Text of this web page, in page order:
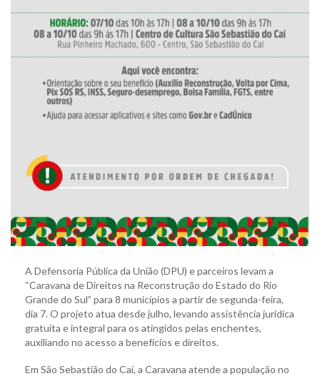
A Defensoria Pública da União (DPU) e parceiros levam a
“Caravana de Direitos na Reconstrução do Estado do Rio
Grande do Sul” para 8 municípios a partir de segunda-feira,
dia 7. O projeto atua desde julho, levando assistência jurídica
gratuita e integral para os atingidos pelas enchentes,
auxiliando no acesso a benefícios e direitos.
Em São Sebastião do Caí, a Caravana atende a população no